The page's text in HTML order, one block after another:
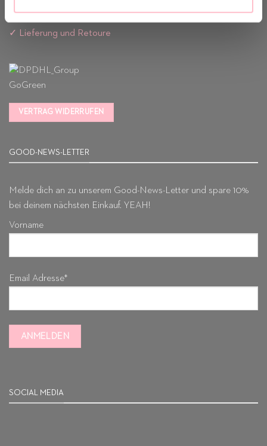
✓ Lieferung und Retoure
VERTRAG WIDERRUFEN
GOOD-NEWS-LETTER
Melde dich an zu unserem Good-News-Letter und spare 10%
bei deinem nächsten Einkauf. YEAH!
Vorname
Email Adresse*
SOCIAL MEDIA